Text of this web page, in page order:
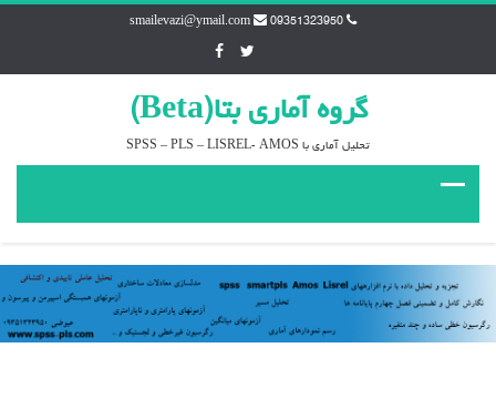
09351323950
smailevazi@ymail.com
گروه آماري بتا(Beta)
تحليل آماري با SPSS – PLS – LISREL- AMOS